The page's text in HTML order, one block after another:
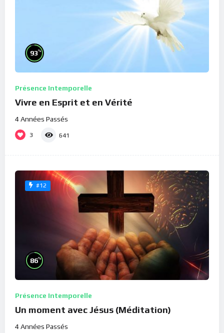
93%
Présence Intemporelle
Vivre en Esprit et en Vérité
4 Années Passés
3 641
#12
86%
Présence Intemporelle
Un moment avec Jésus (Méditation)
4 Années Passés